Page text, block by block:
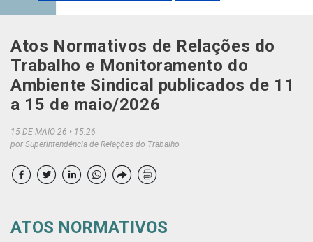
Atos Normativos de Relações do
Trabalho e Monitoramento do
Ambiente Sindical publicados de 11
a 15 de maio/2026
15 DE MAIO 26
15:26
por Superintendência de Relações do Trabalho
ATOS NORMATIVOS